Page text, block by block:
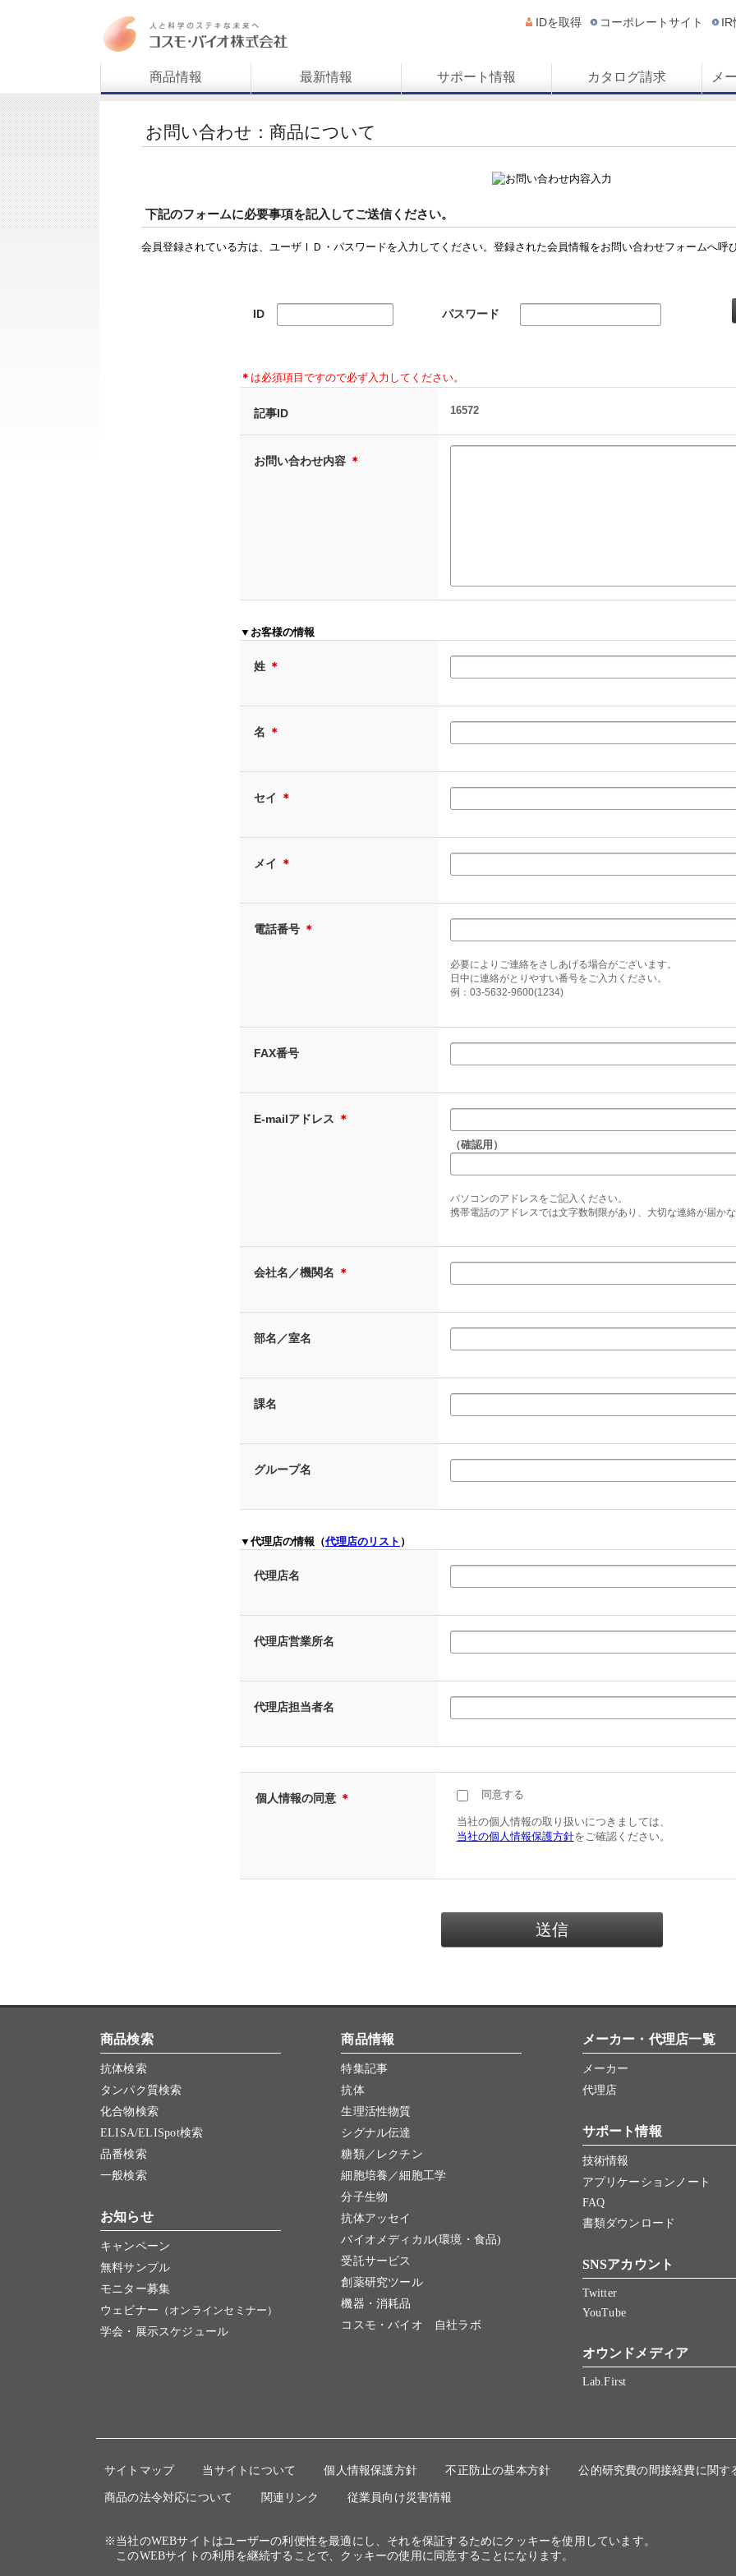
IDを取得 コーポレートサイト IR
商品情報 最新情報 サポート情報 カタログ請求 メ
お問い合わせ：商品について
下記のフォームに必要事項を記入してご送信ください。
会員登録されている方は、ユーザＩＤ・パスワードを入力してください。登録された会員情報をお問い合わせフォームへ呼
ID パスワード
＊ は必須項目ですので必ず入力してください。
記事ID 16572
お問い合わせ内容 ＊
▼お客様の情報
姓 ＊
名 ＊
セイ ＊
メイ ＊
電話番号 ＊
必要によりご連絡をさしあげる場合がございます。
日中に連絡がとりやすい番号をご入力ください。
例：03-5632-9600(1234)
FAX番号
E-mailアドレス ＊
（確認用）
パソコンのアドレスをご記入ください。
携帯電話のアドレスでは文字数制限があり、大切な連絡が届かな
会社名／機関名 ＊
部名／室名
課名
グループ名
▼代理店の情報（代理店のリスト ）
代理店名
代理店営業所名
代理店担当者名
個人情報の同意 ＊ 同意する
当社の個人情報の取り扱いにつきましては、
当社の個人情報保護方針をご確認ください。
商品検索
抗体検索
タンパク質検索
化合物検索
ELISA/ELISpot検索
品番検索
一般検索
お知らせ
キャンペーン
無料サンプル
モニター募集
ウェビナー （オンラインセミナー）
学会・展示スケジュール
商品情報
特集記事
抗体
生理活性物質
シグナル伝達
糖類／レクチン
細胞培養／細胞工学
分子生物
抗体アッセイ
バイオメディカル(環境・食品)
受託サービス
創薬研究ツール
機器・消耗品
コスモ・バイオ 自社ラボ
メーカー・代理店一覧
メーカー
代理店
サポート情報
技術情報
アプリケーションノート
FAQ
書類ダウンロード
SNSアカウント
Twitter
YouTube
オウンドメディア
Lab.First
サイトマップ 当サイトについて 個人情報保護方針 不正防止の基本方針 公的研究費の間接経費に関す
商品の法令対応について 関連リンク 従業員向け災害情報
※当社のWEBサイトはユーザーの利便性を最適にし、それを保証するためにクッキーを使用しています。
このWEBサイトの利用を継続することで、クッキーの使用に同意することになります。